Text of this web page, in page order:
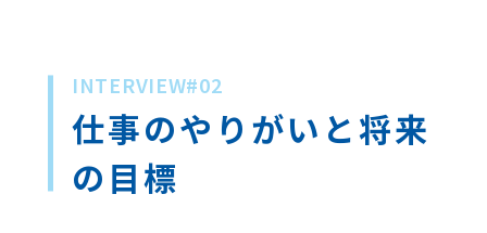
INTERVIEW#02
仕事のやりがいと将来
の目標